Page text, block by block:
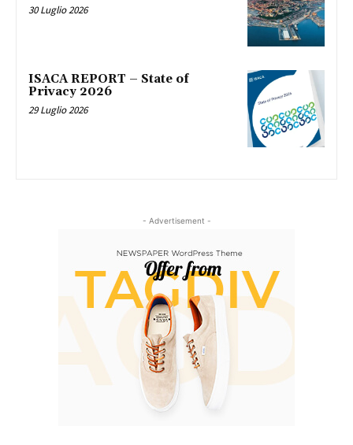
30 Luglio 2026
ISACA REPORT – State of
Privacy 2026
29 Luglio 2026
- Advertisement -